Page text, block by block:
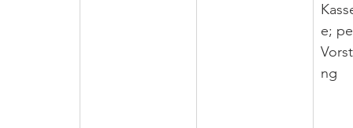
e;
ng